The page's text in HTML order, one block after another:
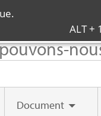
Docu­ment